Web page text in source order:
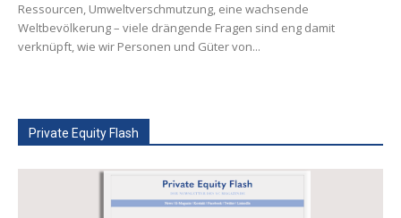
Ressourcen, Umweltverschmutzung, eine wachsende
Weltbevölkerung – viele drängende Fragen sind eng damit
verknüpft, wie wir Personen und Güter von...
Private Equity Flash